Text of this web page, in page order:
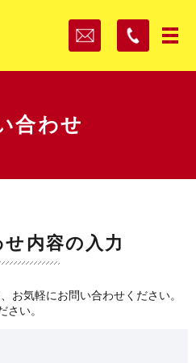
メ
合わせ
内容の入力
お気軽にお問い合わせください。
い。